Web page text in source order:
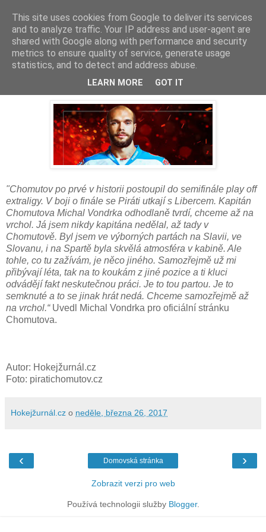
Michal Vondrka: Chceme až na vrchol
"Chomutov po prvé v historii postoupil do semifinále play off
extraligy. V boji o finále se Piráti utkají s Libercem. Kapitán
Chomutova Michal Vondrka odhodlaně tvrdí, chceme až na
vrchol. Já jsem nikdy kapitána nedělal, až tady v
Chomutově. Byl jsem ve výborných partách na Slavii, ve
Slovanu, i na Spartě byla skvělá atmosféra v kabině. Ale
tohle, co tu zažívám, je něco jiného. Samozřejmě už mi
přibývají léta, tak na to koukám z jiné pozice a ti kluci
odvádějí fakt neskutečnou práci. Je to tou partou. Je to
semknuté a to se jinak hrát nedá. Chceme samozřejmě až
na vrchol.“Uvedl Michal Vondrka pro oficiální stránku
Chomutova.
Autor: Hokejžurnál.cz
Foto: piratichomutov.cz
Hokejžurnál.cz o neděle, března 26, 2017
‹ ›
Domovská stránka
Zobrazit verzi pro web
Používá technologii služby Blogger.
This site uses cookies from Google to deliver its services
and to analyze traffic. Your IP address and user-agent are
shared with Google along with performance and security
metrics to ensure quality of service, generate usage
statistics, and to detect and address abuse.
LEARN MORE GOT IT